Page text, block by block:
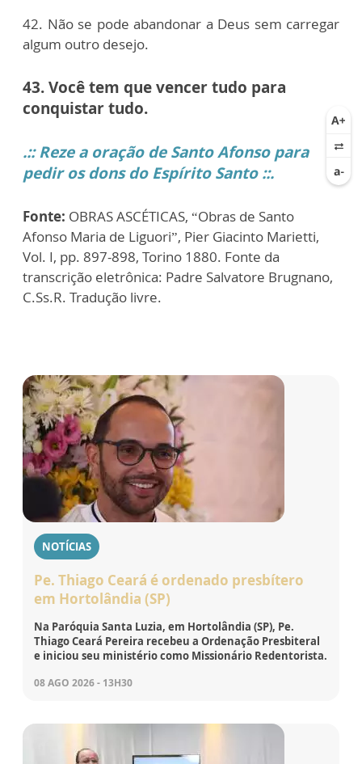
42. Não se pode abandonar a Deus sem carregar
algum outro desejo.
43. Você tem que vencer tudo para
conquistar tudo.
.::Reze a oração de Santo Afonso para
pedir os dons do Espírito Santo ::.
Fonte: OBRAS ASCÉTICAS, “Obras de Santo
Afonso Maria de Liguori”, Pier Giacinto Marietti,
Vol. I, pp. 897-898, Torino 1880. Fonte da
transcrição eletrônica: Padre Salvatore Brugnano,
C.Ss.R. Tradução livre.
NOTÍCIAS
Pe. Thiago Ceará é ordenado presbítero
em Hortolândia (SP)
Na Paróquia Santa Luzia, em Hortolândia (SP), Pe.
Thiago Ceará Pereira recebeu a Ordenação Presbiteral
e iniciou seu ministério como Missionário Redentorista.
08 AGO 2026 - 13H30